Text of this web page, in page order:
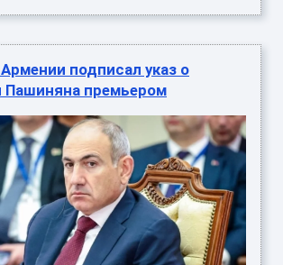
подписал указ о
Пашиняна премьером